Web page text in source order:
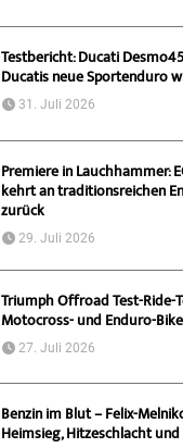
Testbericht: Ducati
Ducatis neue Sportenduro
31. Juli 2026
Premiere in Lauchhammer:
kehrt an traditionsreichen
zurück
29. Juli 2026
Triumph Offroad Test-Ride-
Motocross- und Enduro-
27. Juli 2026
Benzin im Blut – Felix-
Heimsieg, Hitzeschlacht